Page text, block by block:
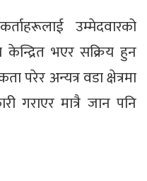
उम्मेदवारको
भएर सक्रिय हुन
परेर अन्यत्र वडा क्षेत्रमा
गराएर मात्रै जान पनि